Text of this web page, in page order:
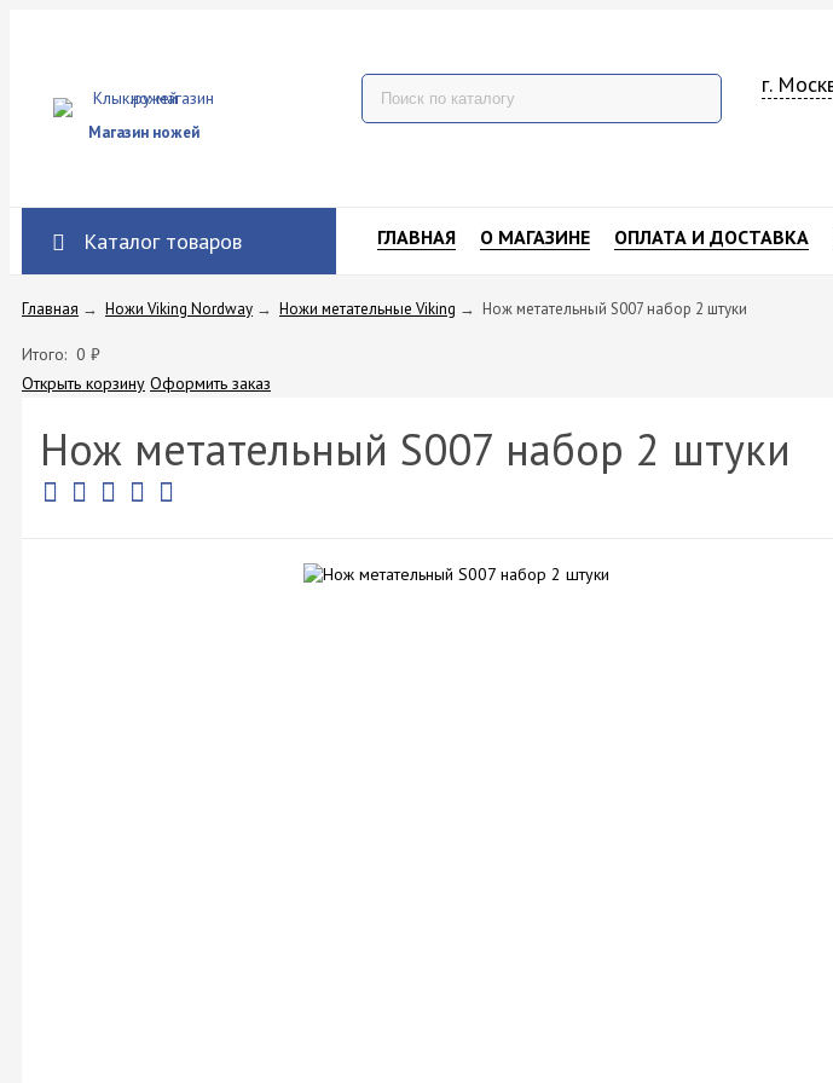
Магазин ножей
г.
Каталог товаров ГЛАВНАЯ О МАГАЗИНЕ ОПЛАТА И ДОСТАВКА
Главная → Ножи Viking Nordway → Ножи метательные Viking → Нож метательный S007 набор 2 штуки
Итого: 0 ₽
Открыть корзину Оформить заказ
Нож метательный S007 набор 2 штуки